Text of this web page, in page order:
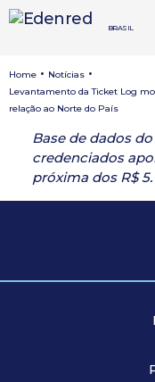
BRASIL
Home • Notícias •
Levantamento da Ticket Log
relação ao Norte do País
Base de dados
credenciados
próxima dos R$ 5.